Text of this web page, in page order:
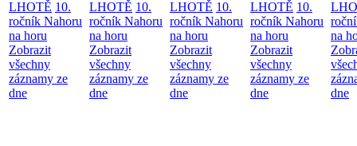
LHOTĚ 10.
ročník Nahoru
na horu
Zobrazit
všechny
záznamy ze
dne
LHOTĚ 10.
ročník Nahoru
na horu
Zobrazit
všechny
záznamy ze
dne
LHOTĚ 10.
ročník Nahoru
na horu
Zobrazit
všechny
záznamy ze
dne
LHOTĚ 10.
ročník Nahoru
na horu
Zobrazit
všechny
záznamy ze
dne
na
dne